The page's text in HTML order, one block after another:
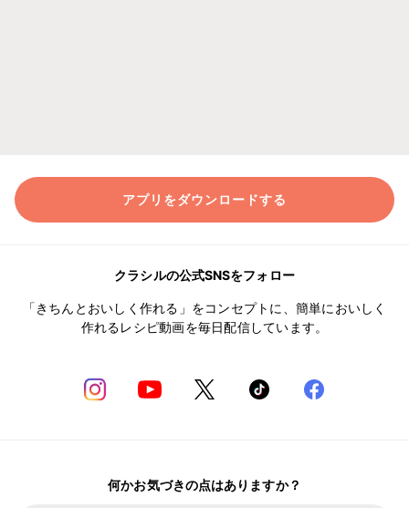
アプリをダウンロードする
クラシルの公式SNSをフォロー
「きちんとおいしく作れる」をコンセプトに、簡単においしく
作れるレシピ動画を毎日配信しています。
何かお気づきの点はありますか？